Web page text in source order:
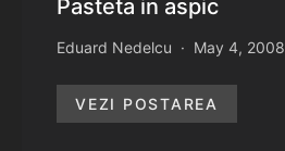
Pasteta in aspic
Eduard Nedelcu May 4, 2008
VEZI POSTAREA